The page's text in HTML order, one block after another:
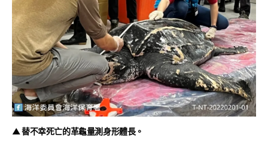
▲ 替不幸死亡的革龜量測身形體長。